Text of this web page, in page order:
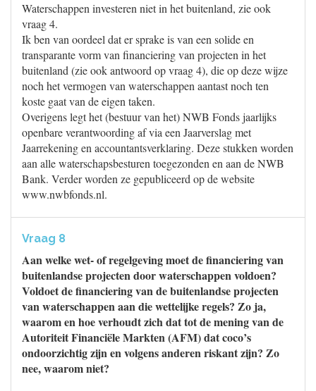
Waterschappen investeren niet in het buitenland, zie ook
vraag 4.
Ik ben van oordeel dat er sprake is van een solide en
transparante vorm van financiering van projecten in het
buitenland (zie ook antwoord op vraag 4), die op deze wijze
noch het vermogen van waterschappen aantast noch ten
koste gaat van de eigen taken.
Overigens legt het (bestuur van het) NWB Fonds jaarlijks
openbare verantwoording af via een Jaarverslag met
Jaarrekening en accountantsverklaring. Deze stukken worden
aan alle waterschapsbesturen toegezonden en aan de NWB
Bank. Verder worden ze gepubliceerd op de website
www.nwbfonds.nl.
Vraag 8
Aan welke wet- of regelgeving moet de financiering van
buitenlandse projecten door waterschappen voldoen?
Voldoet de financiering van de buitenlandse projecten
van waterschappen aan die wettelijke regels? Zo ja,
waarom en hoe verhoudt zich dat tot de mening van de
Autoriteit Financiële Markten (AFM) dat coco’s
ondoorzichtig zijn en volgens anderen riskant zijn? Zo
nee, waarom niet?